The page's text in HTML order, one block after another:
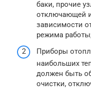
баки, прочие
отключающей
зависимости
режима
Приборы
наибольших
должен быть
очистки,